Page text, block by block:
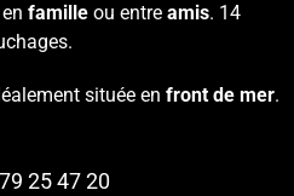
familleou entre amis. 14
située en front de mer.
25 47 20